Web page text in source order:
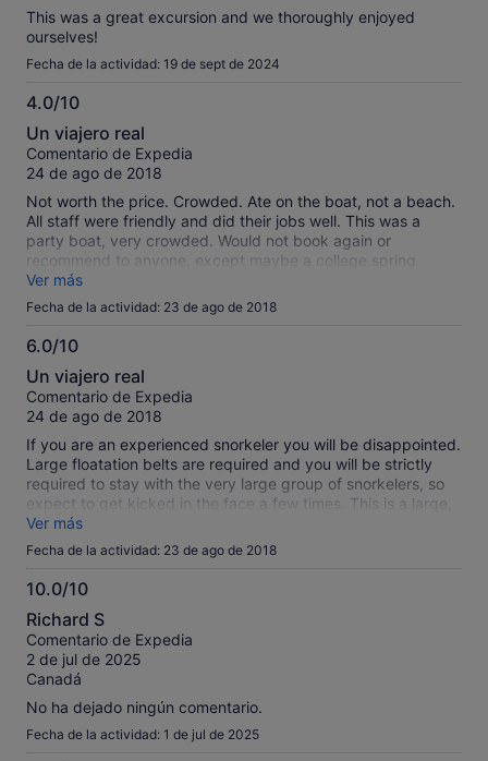
This was a great excursion and we thoroughly enjoyed
ourselves!
Fecha de la actividad: 19 de sept de 2024
4.0/10
4.0
sobre
10
Un viajero real
Comentario de Expedia
24 de ago de 2018
Not worth the price. Crowded. Ate on the boat, not a beach.
All staff were friendly and did their jobs well. This was a
party boat, very crowded. Would not book again or
recommend to anyone, except maybe a college spring
breaker.
Ver más
Fecha de la actividad: 23 de ago de 2018
6.0/10
6.0
sobre
10
Un viajero real
Comentario de Expedia
24 de ago de 2018
If you are an experienced snorkeler you will be disappointed.
Large floatation belts are required and you will be strictly
required to stay with the very large group of snorkelers, so
expect to get kicked in the face a few times. This is a large,
packed party boat. If that if what you are seeking you
should have fun. If you are looking for great snorkeling and a
delicious beach lunch, there are terrific options elsewhere!
The lunch is served on the boat, eat from your lap. The crew
was professional and friendly.
Ver más
Fecha de la actividad: 23 de ago de 2018
10.0/10
10.0
sobre
10
Richard S
Comentario de Expedia
2 de jul de 2025
Canadá
No ha dejado ningún comentario.
Fecha de la actividad: 1 de jul de 2025